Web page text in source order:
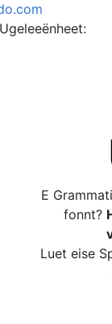
E
fonnt?
Luet eise